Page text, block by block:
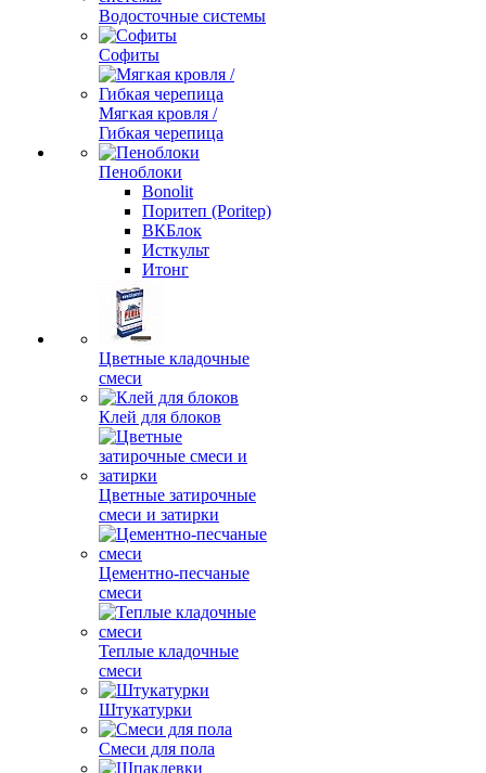
Водосточные системы
Софиты
Мягкая кровля /
Гибкая черепица
Пеноблоки
Bonolit
Поритеп (Poritep)
ВКБлок
Исткульт
Итонг
Цветные кладочные
смеси
Клей для блоков
Цветные затирочные
смеси и затирки
Цементно-песчаные
смеси
Теплые кладочные
смеси
Штукатурки
Смеси для пола